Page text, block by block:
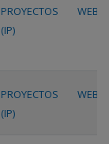
PROYECTOS
(IP)
WEB
PROYECTOS
(IP)
WEB